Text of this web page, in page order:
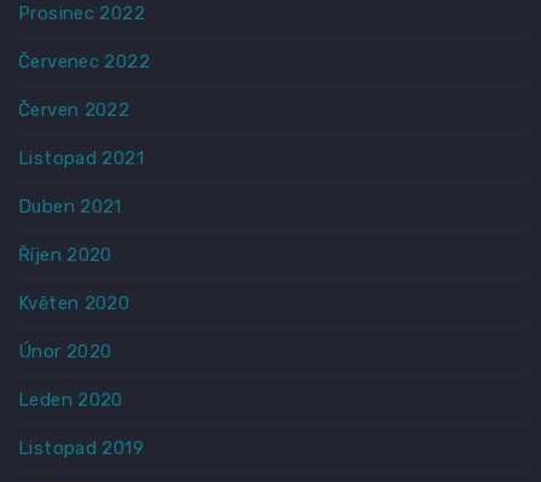
Prosinec 2022
Červenec 2022
Červen 2022
Listopad 2021
Duben 2021
Říjen 2020
Květen 2020
Únor 2020
Leden 2020
Listopad 2019